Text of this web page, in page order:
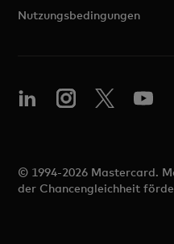
Nutzungsbedingungen
© 1994-2026 Mastercard.
der Chancengleichheit